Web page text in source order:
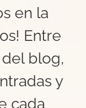
en la
Entre
blog,
y
cada